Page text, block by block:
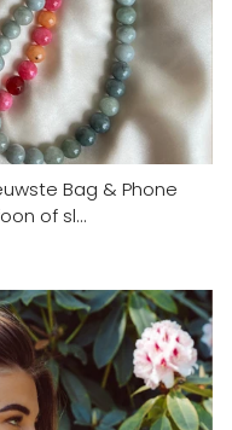
Bag & Phone
of sl...